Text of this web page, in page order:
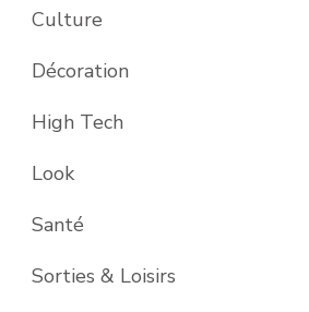
Culture
Décoration
High Tech
Look
Santé
Sorties & Loisirs